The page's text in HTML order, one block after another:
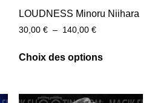
LOUDNESS Minoru Niihara
30,00 € – 140,00 €
Choix des options